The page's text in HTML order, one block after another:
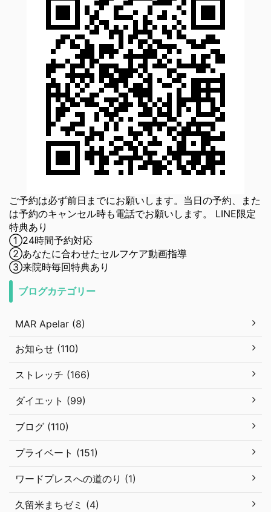
ご予約は必ず前日までにお願いします。当日の予約、また
は予約のキャンセル時も電話でお願いします。 LINE限定
特典あり
①24時間予約対応
②あなたに合わせたセルフケア動画指導
③来院時毎回特典あり
ブログカテゴリー
MAR Apelar (8)
お知らせ (110)
ストレッチ (166)
ダイエット (99)
ブログ (110)
プライベート (151)
ワードプレスへの道のり (1)
久留米まちゼミ (4)